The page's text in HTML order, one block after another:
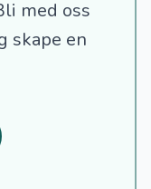
med oss
skape en